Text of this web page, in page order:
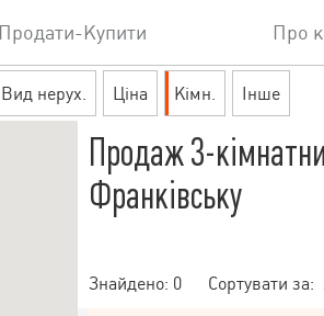
Продати-Купити Про
Вид нерух. Ціна Кімн. Інше
Продаж 3-
Франківську
Знайдено: 0 Сортувати за: